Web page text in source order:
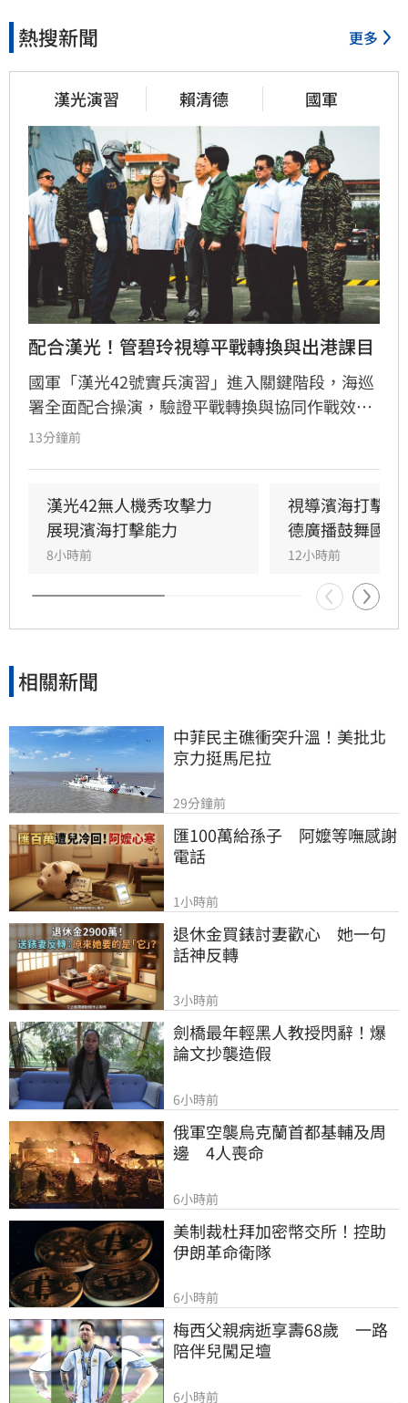
熱搜新聞 更多
漢光演習 賴清德 國軍
配合漢光！管碧玲視導平戰轉換與出港課目
國軍「漢光42號實兵演習」進入關鍵階段，海巡
署全面配合操演，驗證平戰轉換與協同作戰效
能。海委會主委管碧玲親赴台北港與左營軍港視
13分鐘前
漢光42無人機秀攻擊力
展現濱海打擊能力
8小時前
視導濱海打擊
德廣播鼓舞國軍
12小時前
相關新聞
中菲民主礁衝突升溫！美批北
京力挺馬尼拉
29分鐘前
匯100萬給孫子　阿嬤等嘸感謝
電話
1小時前
退休金買錶討妻歡心　她一句
話神反轉
3小時前
劍橋最年輕黑人教授閃辭！爆
論文抄襲造假
6小時前
俄軍空襲烏克蘭首都基輔及周
邊　4人喪命
6小時前
美制裁杜拜加密幣交所！控助
伊朗革命衛隊
6小時前
梅西父親病逝享壽68歲　一路
陪伴兒闖足壇
6小時前